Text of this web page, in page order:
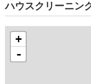
ハウスクリーニン
+
-